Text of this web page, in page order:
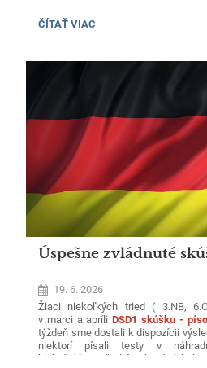
za školský rok 2025/2026.
SLÁVNOSTNÉ
OKRESNÝCH
ČÍTAŤ VIAC
Úspešne zvládnuté
19. 6. 2026
Žiaci niekoľkých tried ( 3.NB,
v marci a apríliDSD1 skúšku -
týždeň sme dostali k dispozícií
niektorí písali testy v
blahoželáme všetkým, ktorí získali